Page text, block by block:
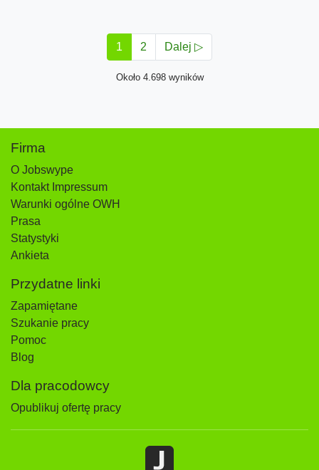
1 2 Dalej ▷
Około 4.698 wyników
Firma
O Jobswype
Kontakt Impressum
Warunki ogólne OWH
Prasa
Statystyki
Ankieta
Przydatne linki
Zapamiętane
Szukanie pracy
Pomoc
Blog
Dla pracodowcy
Opublikuj ofertę pracy